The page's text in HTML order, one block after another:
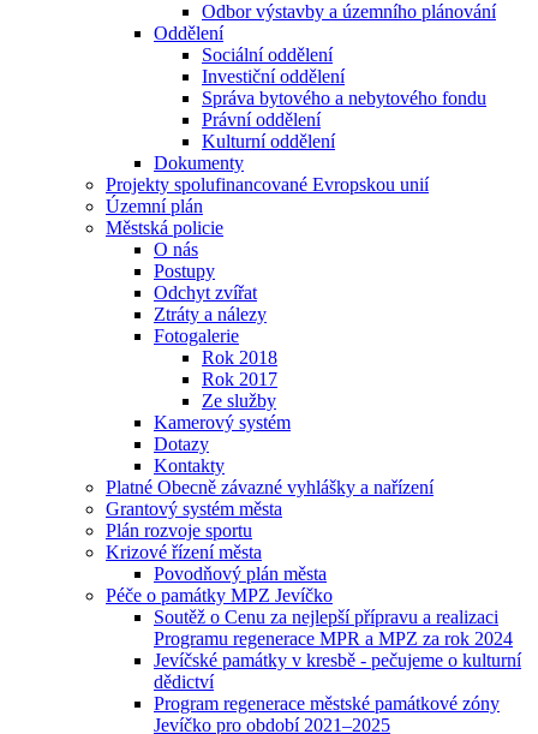
Odbor výstavby a územního plánování
Oddělení
Sociální oddělení
Investiční oddělení
Správa bytového a nebytového fondu
Právní oddělení
Kulturní oddělení
Dokumenty
Projekty spolufinancované Evropskou unií
Územní plán
Městská policie
O nás
Postupy
Odchyt zvířat
Ztráty a nálezy
Fotogalerie
Rok 2018
Rok 2017
Ze služby
Kamerový systém
Dotazy
Kontakty
Platné Obecně závazné vyhlášky a nařízení
Grantový systém města
Plán rozvoje sportu
Krizové řízení města
Povodňový plán města
Péče o památky MPZ Jevíčko
Soutěž o Cenu za nejlepší přípravu a realizaci
Programu regenerace MPR a MPZ za rok 2024
Jevíčské památky v kresbě - pečujeme o kulturní
dědictví
Program regenerace městské památkové zóny
Jevíčko pro období 2021–2025